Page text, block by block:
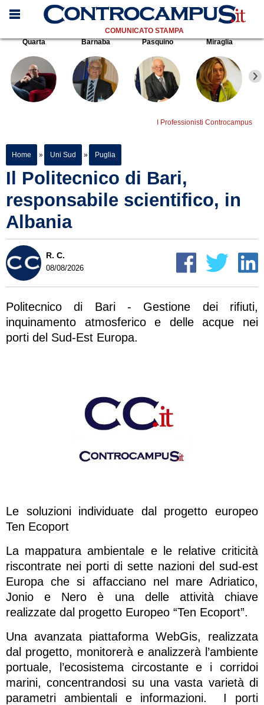
COMUNICATO STAMPA
Quarta
Barnaba Pasquino Miraglia
I Professionisti Controcampus
Home » Uni Sud » Puglia
Il Politecnico di Bari,
responsabile scientifico, in
Albania
R. C.
08/08/2026
Politecnico di Bari - Gestione dei rifiuti,
inquinamento atmosferico e delle acque nei
porti del Sud-Est Europa.
Le soluzioni individuate dal progetto europeo
Ten Ecoport
La mappatura ambientale e le relative criticità
riscontrate nei porti di sette nazioni del sud-est
Europa che si affacciano nel mare Adriatico,
Jonio e Nero è una delle attività chiave
realizzate dal progetto Europeo “Ten Ecoport”.
Una avanzata piattaforma WebGis, realizzata
dal progetto, monitorerà e analizzerà l’ambiente
portuale, l’ecosistema circostante e i corridoi
marini, concentrandosi su una vasta varietà di
parametri ambientali e informazioni. I porti